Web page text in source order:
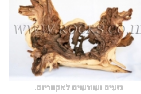
גזעים ושורשים לאקווריום.